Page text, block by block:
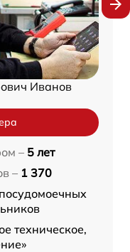
Иванов
– 5 лет
– 1 370
техническое,